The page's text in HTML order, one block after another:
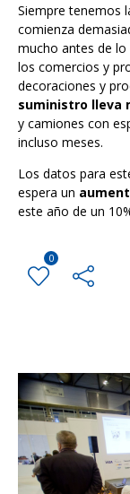
Siempre tenemos
comienza
mucho antes de
los comercios y
decoraciones y
suministro lleva
y camiones con
incluso meses.
Los datos para
espera un
este año de un
0